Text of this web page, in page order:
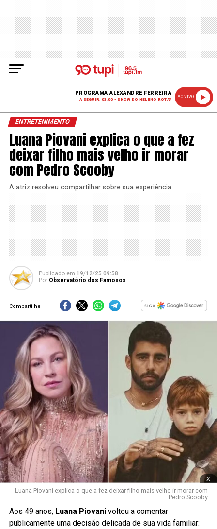
PROGRAMA ALEXANDRE FERREIRA
A SEGUIR: 03:00 - SHOW DO HELENO ROTAY
AO VIVO
ENTRETENIMENTO
Luana Piovani explica o que a fez
deixar filho mais velho ir morar
com Pedro Scooby
A atriz resolveu compartilhar sobre sua experiência
Publicado em 19/12/25 09:58
Por Observatório dos Famosos
Compartilhe
x
Luana Piovani explica o que a fez deixar filho mais velho ir morar com
Pedro Scooby
Aos 49 anos, Luana Piovanivoltou a comentar
publicamente uma decisão delicada de sua vida familiar: